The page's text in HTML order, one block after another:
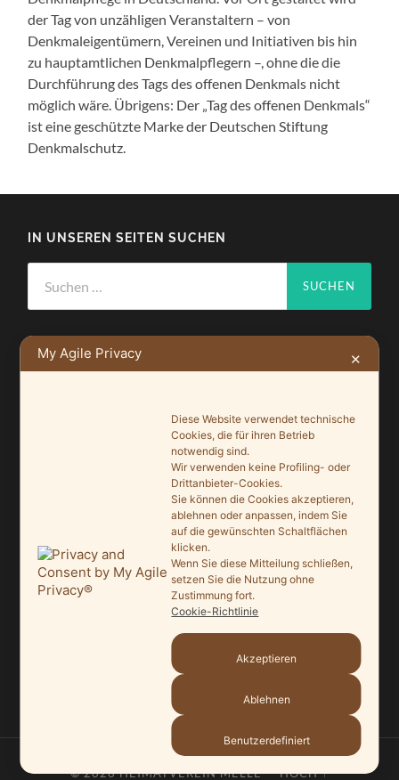
der Tag von unzähligen Veranstaltern – von
Denkmaleigentümern, Vereinen und Initiativen bis hin
zu hauptamtlichen Denkmalpflegern –, ohne die die
Durchführung des Tags des offenen Denkmals nicht
möglich wäre. Übrigens: Der „Tag des offenen Denkmals“
ist eine geschützte Marke der Deutschen Stiftung
Denkmalschutz.
IN UNSEREN SEITEN SUCHEN
nach:
Ein Leuchtturmprojekt für mehr Artenvielfalt
Saisonauftakt nach Maß im Grönegau-Museum
Melle punktet beim „Tag des offenen Denkmals“
27. September 2025
Ein Schaufenster der Denkmalpflege
Mit vergrößertem Führungsteam in die Zukunft
© 2026HEIMATVEREIN MELLE —HOCH ↑
My Agile Privacy ✕
Diese Website verwendet technische
Cookies, die für ihren Betrieb
notwendig sind.
Wir verwenden keine Profiling- oder
Drittanbieter-Cookies.
Sie können die Cookies akzeptieren,
ablehnen oder anpassen, indem Sie
auf die gewünschten Schaltflächen
klicken.
Wenn Sie diese Mitteilung schließen,
setzen Sie die Nutzung ohne
Zustimmung fort.
Cookie-Richtlinie
Akzeptieren
Ablehnen
Benutzerdefiniert